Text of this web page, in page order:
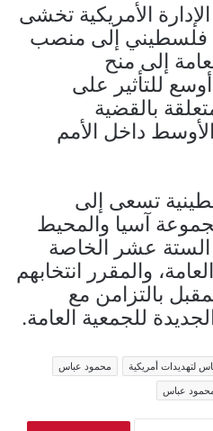
الأمريكية تخشى
فلسطيني إلى منصب
إلى منح
للتأثير على
بالقضية
داخل الأمم
تسعى إلى
آسيا والمحيط
الستة عشر الخاصة
والمقرر انتخابهم
بالتزامن مع
للجمعية العامة.
لتهديدات أمريكية
محمود عباس
عباس